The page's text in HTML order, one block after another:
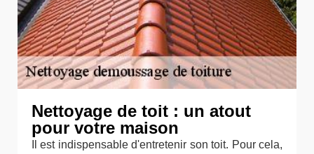
Nettoyage de toit : un atout
pour votre maison
Il est indispensable d'entretenir son toit. Pour cela,